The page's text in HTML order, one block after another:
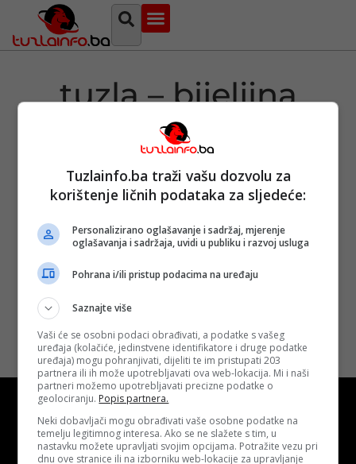
tuzla – bijeljina
Otvoren put
Tuzla–Bijeljina,
putnička vozila
Objavljeno:11. 04.
2026.
Opširnije
Tuzlainfo.ba traži vašu dozvolu za
korištenje ličnih podataka za sljedeće:
Personalizirano oglašavanje i sadržaj, mjerenje
oglašavanja i sadržaja, uvidi u publiku i razvoj usluga
Pohrana i/ili pristup podacima na uređaju
Saznajte više
Vaši će se osobni podaci obrađivati, a podatke s vašeg
uređaja (kolačiće, jedinstvene identifikatore i druge podatke
uređaja) mogu pohranjivati, dijeliti te im pristupati 203
partnera ili ih može upotrebljavati ova web-lokacija. Mi i naši
partneri možemo upotrebljavati precizne podatke o
geolociranju. Popis partnera.
Neki dobavljači mogu obrađivati vaše osobne podatke na
temelju legitimnog interesa. Ako se ne slažete s tim, u
nastavku možete upravljati svojim opcijama. Potražite vezu pri
dnu ove stranice ili na izborniku web-lokacije za upravljanje